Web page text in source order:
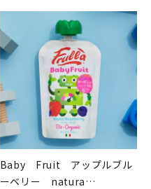
Baby Fruit アップルブル
ーベリー natura